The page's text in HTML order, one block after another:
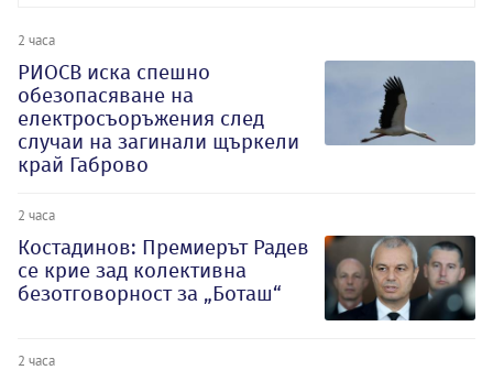
2 часа
РИОСВ иска спешно
обезопасяване на
електросъоръжения след
случаи на загинали щъркели
край Габрово
2 часа
Костадинов: Премиерът Радев
се крие зад колективна
безотговорност за „Боташ“
2 часа